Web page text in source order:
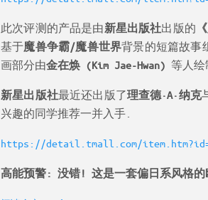
此次评测的产品是由新星出版社出版的
基于魔兽争霸/魔兽世界背景的短篇故
画部分由金在焕 (Kim Jae-Hwan) 等人绘
新星出版社最近还出版了理查德·A·纳克
兴趣的同学推荐一并入手.
https://detail.tmall.com/
高能预警: 没错! 这是一套偏日系风格